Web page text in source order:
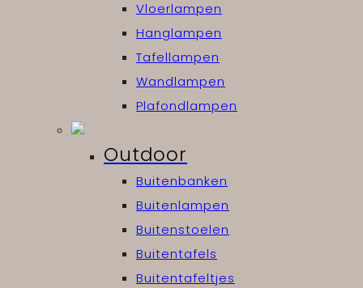
Vloerlampen
Hanglampen
Tafellampen
Wandlampen
Plafondlampen
Outdoor
Buitenbanken
Buitenlampen
Buitenstoelen
Buitentafels
Buitentafeltjes